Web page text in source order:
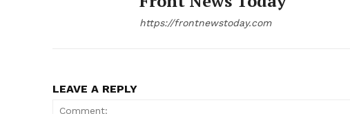
https://frontnewstoday.com
LEAVE A REPLY